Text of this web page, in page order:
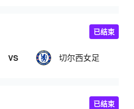
VS 切尔西女足
已结束
已结束